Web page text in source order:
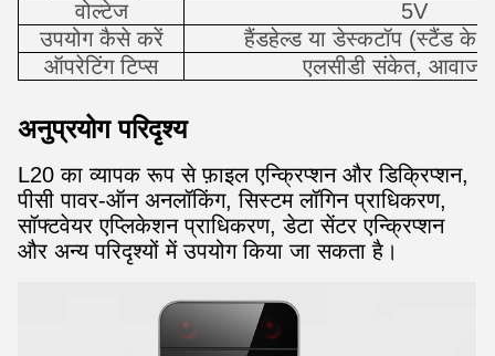
वोल्टेज
5V
उपयोग कैसे करें
हैंडहेल्ड या डेस्कटॉप (स्टैंड के
ऑपरेटिंग टिप्स
एलसीडी संकेत, आवाज
अनुप्रयोग परिदृश्य
L20 का व्यापक रूप से फ़ाइल एन्क्रिप्शन और डिक्रिप्शन,
पीसी पावर-ऑन अनलॉकिंग, सिस्टम लॉगिन प्राधिकरण,
सॉफ्टवेयर एप्लिकेशन प्राधिकरण, डेटा सेंटर एन्क्रिप्शन
और अन्य परिदृश्यों में उपयोग किया जा सकता है।